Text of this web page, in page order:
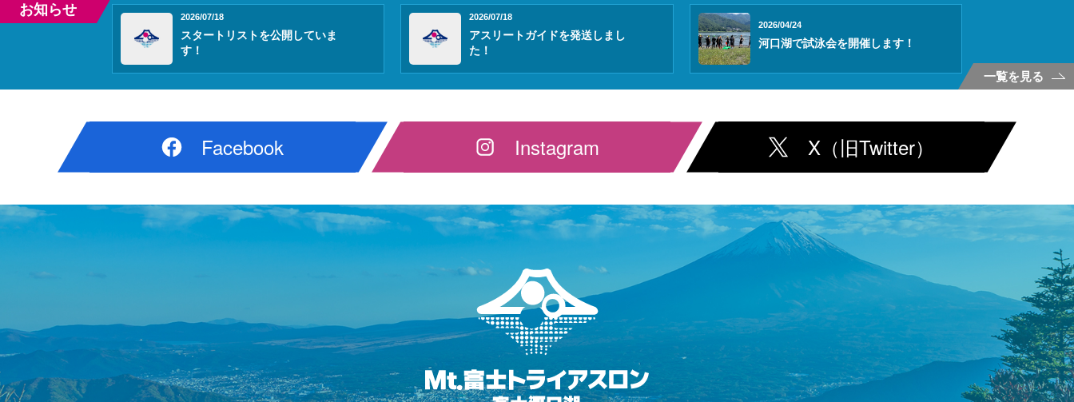
お知らせ 2026/07/18
スタートリストを公開していま
す！
2026/07/18
アスリートガイドを発送しまし
た！
2026/04/24
河口湖で試泳会を開催します！
一覧を見る
Facebook Instagram X（旧Twitter）